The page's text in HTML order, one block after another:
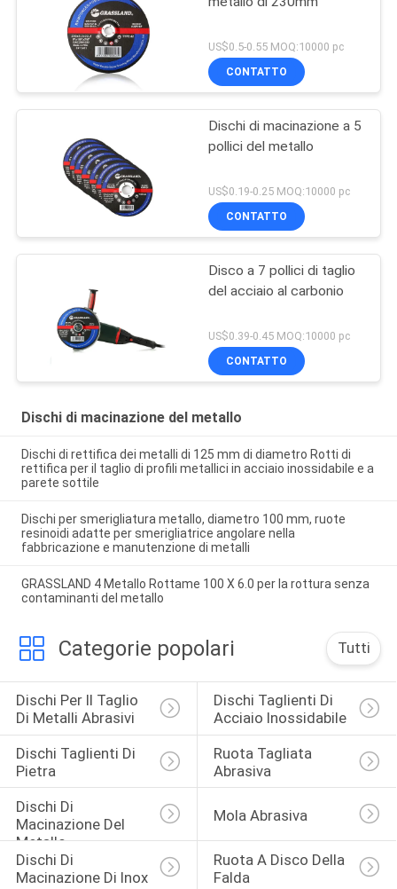
US$0.5-0.55 MOQ:10000 pc
CONTATTO
Dischi di macinazione a 5
pollici del metallo
US$0.19-0.25 MOQ:10000 pc
CONTATTO
Disco a 7 pollici di taglio
del acciaio al carbonio
US$0.39-0.45 MOQ:10000 pc
CONTATTO
Dischi di macinazione del metallo
Dischi di rettifica dei metalli di 125 mm di diametro Rotti di
rettifica per il taglio di profili metallici in acciaio inossidabile e a
parete sottile
Dischi per smerigliatura metallo, diametro 100 mm, ruote
resinoidi adatte per smerigliatrice angolare nella
fabbricazione e manutenzione di metalli
GRASSLAND 4 Metallo Rottame 100 X 6.0 per la rottura senza
contaminanti del metallo
Categorie popolari Tutti
Dischi Per Il Taglio
Di Metalli Abrasivi
Dischi Taglienti Di
Acciaio Inossidabile
Dischi Taglienti Di
Pietra
Ruota Tagliata
Abrasiva
Dischi Di
Macinazione Del
Metallo
Mola Abrasiva
Dischi Di
Macinazione Di Inox
Ruota A Disco Della
Falda